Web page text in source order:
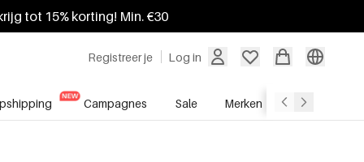
tot 15% korting! Min. €30
Registreer je Log in
Campagnes Sale Merken